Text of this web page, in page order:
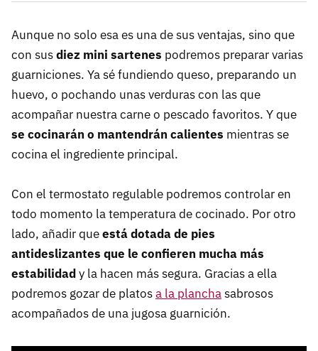
Aunque no solo esa es una de sus ventajas, sino que
con susdiez mini sartenes podremos preparar varias
guarniciones. Ya sé fundiendo queso, preparando un
huevo, o pochando unas verduras con las que
acompañar nuestra carne o pescado favoritos. Y que
se cocinarán o mantendrán calientes mientras se
cocina el ingrediente principal.
Con el termostato regulable podremos controlar en
todo momento la temperatura de cocinado. Por otro
lado, añadir queestá dotada de pies
antideslizantes que le confieren mucha más
estabilidady la hacen más segura. Gracias a ella
podremos gozar de platosa la planchasabrosos
acompañados de una jugosa guarnición.